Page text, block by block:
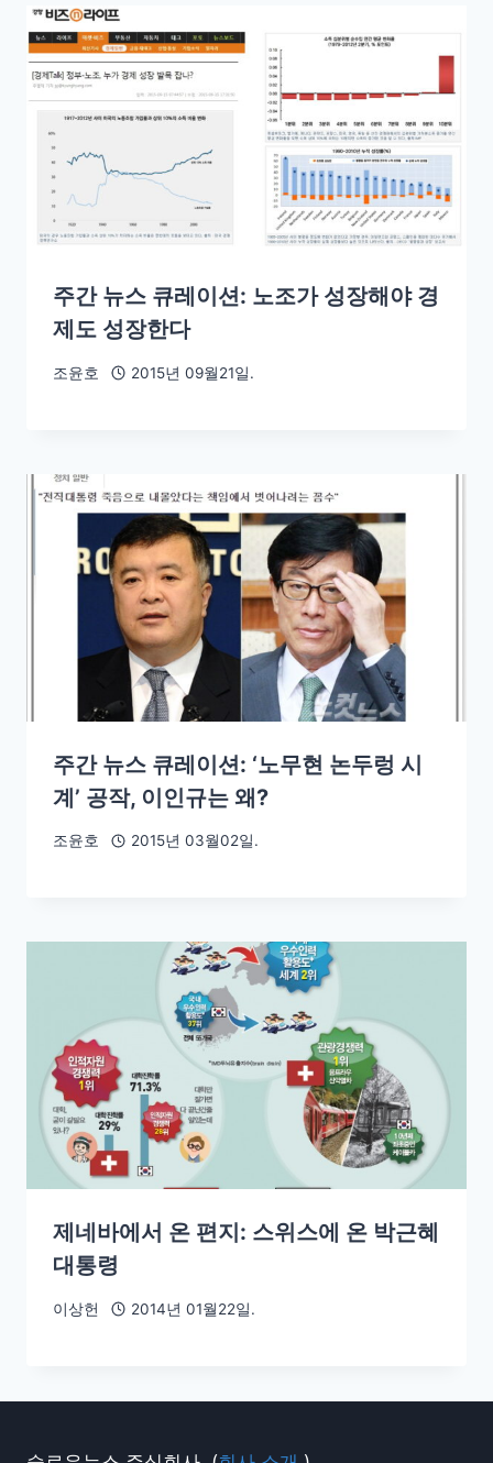
주간 뉴스 큐레이션: 노조가 성장해야 경
제도 성장한다
조윤호 2015년 09월21일.
주간 뉴스 큐레이션: ‘노무현 논두렁 시
계’ 공작, 이인규는 왜?
조윤호 2015년 03월02일.
제네바에서 온 편지: 스위스에 온 박근혜
대통령
이상헌 2014년 01월22일.